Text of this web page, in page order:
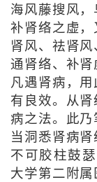
海风藤搜风
补肾络之虚
肾风、祛肾
通肾络、补
凡遇肾病，
有良效。从
病之法。此
当洞悉肾病肾
不可胶柱鼓
大学第二附属